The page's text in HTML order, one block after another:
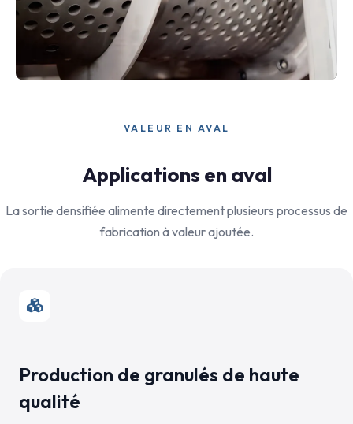
VALEUR EN AVAL
Applications en aval
La sortie densifiée alimente directement plusieurs processus de
fabrication à valeur ajoutée.
Production de granulés de haute
qualité